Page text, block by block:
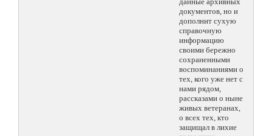
документов, но и
дополнит сухую
справочную
информацию
своими бережно
сохраненными
воспоминаниями о
тех, кого уже нет с
нами рядом,
рассказами о ныне
живых ветеранах,
о всех тех, кто
защищал в лихие